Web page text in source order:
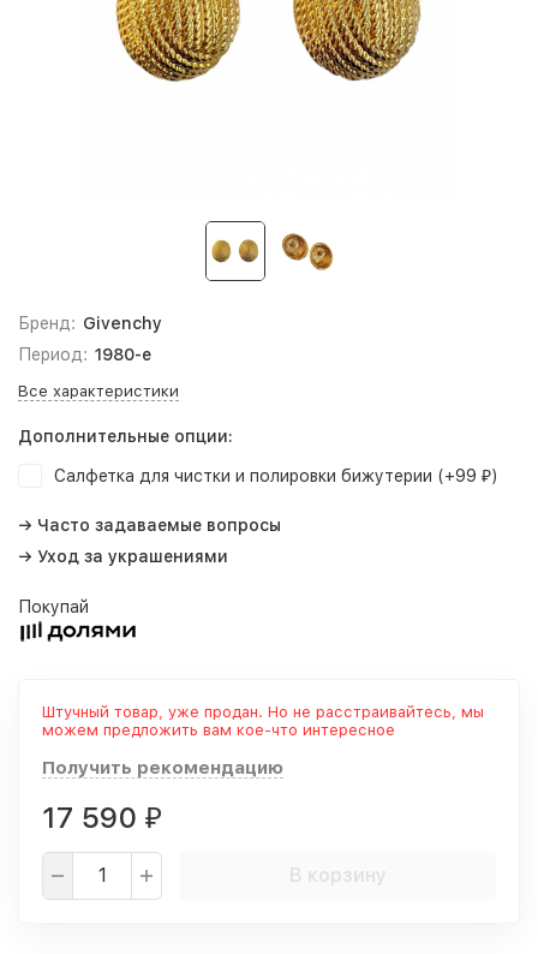
Бренд: Givenchy
Период: 1980-е
Все характеристики
Дополнительные опции:
Салфетка для чистки и полировки бижутерии (+99 ₽)
→ Часто задаваемые вопросы
→ Уход за украшениями
Покупай
Штучный товар, уже продан. Но не расстраивайтесь, мы
можем предложить вам кое-что интересное
Получить рекомендацию
17 590 ₽
В корзину